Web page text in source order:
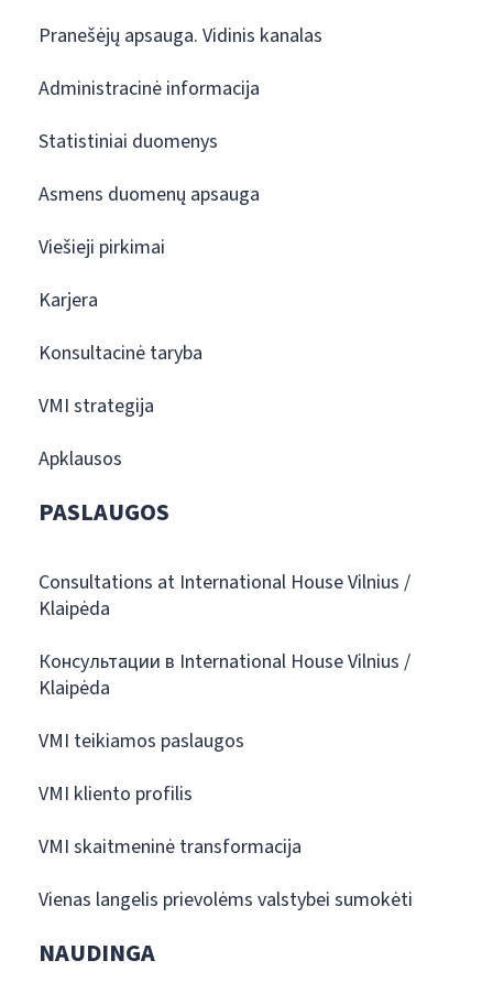
Pranešėjų apsauga. Vidinis kanalas
Administracinė informacija
Statistiniai duomenys
Asmens duomenų apsauga
Viešieji pirkimai
Karjera
Konsultacinė taryba
VMI strategija
Apklausos
PASLAUGOS
Consultations at International House Vilnius /
Klaipėda
Консультации в International House Vilnius /
Klaipėda
VMI teikiamos paslaugos
VMI kliento profilis
VMI skaitmeninė transformacija
Vienas langelis prievolėms valstybei sumokėti
NAUDINGA